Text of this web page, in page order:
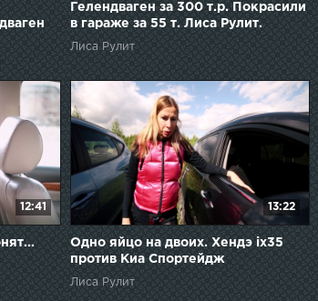
Гелендваген за 300 т.р. Покрасили
в гараже за 55 т. Лиса Рулит.
Лиса Рулит
12:41 13:22
Одно яйцо на двоих. Хендэ ix35
против Киа Спортейдж
Лиса Рулит